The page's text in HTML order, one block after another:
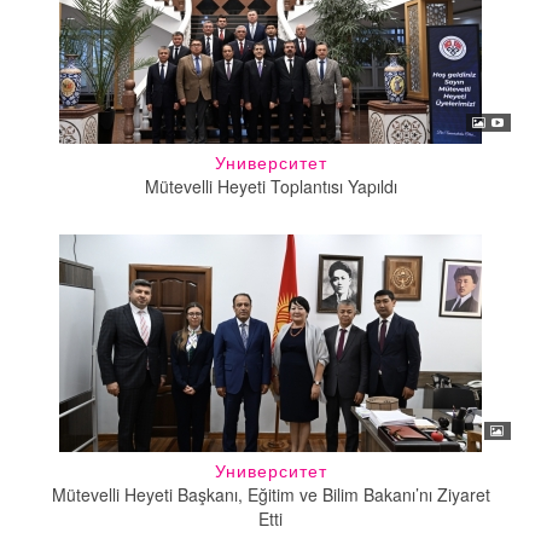
Университет
Mütevelli Heyeti Toplantısı Yapıldı
Университет
Mütevelli Heyeti Başkanı, Eğitim ve Bilim Bakanı’nı Ziyaret
Etti